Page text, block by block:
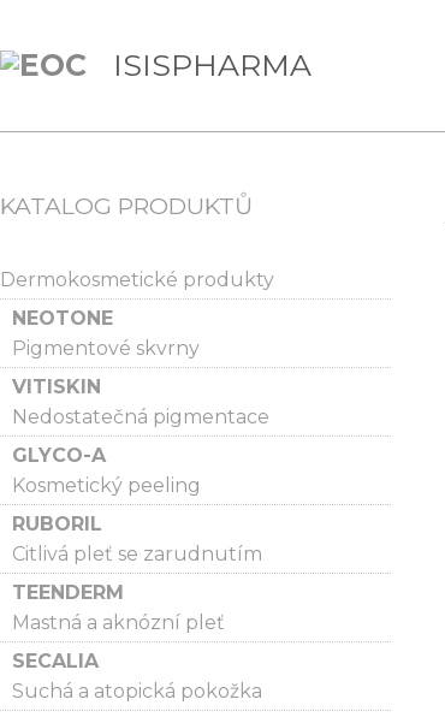
ISISPHARMA
KATALOG PRODUKTŮ
Dermokosmetické produkty
NEOTONE
Pigmentové skvrny
VITISKIN
Nedostatečná pigmentace
GLYCO-A
Kosmetický peeling
RUBORIL
Citlivá pleť se zarudnutím
TEENDERM
Mastná a aknózní pleť
SECALIA
Suchá a atopická pokožka